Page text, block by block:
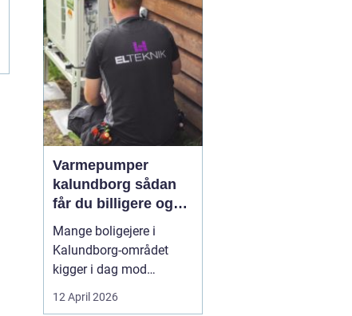
i frøets sundhed,
sortsege...
Varmepumper
kalundborg sådan
får du billigere og
mere bæredygtig
varme
Mange boligejere i
Kalundborg-området
kigger i dag mod
varmepumper som en
vej til lavere
12 April 2026